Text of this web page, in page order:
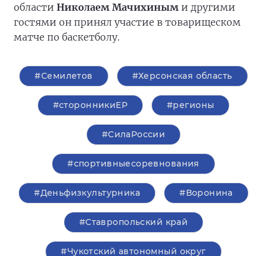
области Николаем Мачихиным и другими
гостями он принял участие в товарищеском
матче по баскетболу.
#Семилетов #Херсонская область
#сторонникиЕР #регионы
#СилаРоссии
#спортивныесоревнования
#Деньфизкультурника #Воронина
#Ставропольский край
#Чукотский автономный округ